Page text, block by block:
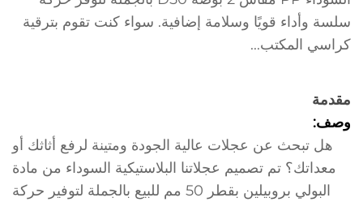
سلسة وأداء قويًا وسلامة إضافية. سواء كنت تقوم بترقية
كراسي المكتب...
مقدمة
وصف:
هل تبحث عن عجلات عالية الجودة ومتينة لرفع أثاثك أو
معداتك؟ تم تصميم عجلاتنا البلاستيكية السوداء من مادة
البولي بروبيلين بقطر 50 مم للبيع بالجملة لتوفير حركة